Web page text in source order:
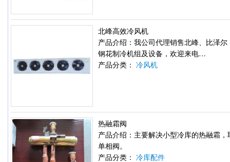
北峰高效冷风机
产品介绍：我公司代理销售北峰、比泽尔
钢花制冷机组及设备，欢迎来电…
产品分类： 冷风机
热融霜阀
产品介绍：主要解决小型冷库的热融霜，
单相阀。
产品分类： 冷库配件